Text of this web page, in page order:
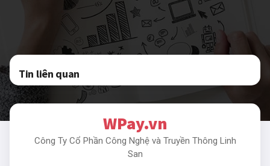
Tin liên quan
WPay.vn
Công Ty Cổ Phần Công Nghệ và Truyền Thông Linh
San